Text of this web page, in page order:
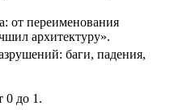
от переименования
архитектуру».
баги, падения,
0 до 1.